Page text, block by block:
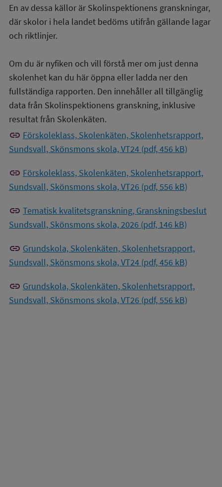
En av dessa källor är Skolinspektionens granskningar,
där skolor i hela landet bedöms utifrån gällande lagar
och riktlinjer.
Om du är nyfiken och vill förstå mer om just denna
skolenhet kan du här öppna eller ladda ner den
fullständiga rapporten. Den innehåller all tillgänglig
data från Skolinspektionens granskning, inklusive
resultat från Skolenkäten.
link Förskoleklass, Skolenkäten, Skolenhetsrapport,
Sundsvall, Skönsmons skola, VT24 (pdf, 456 kB)
link Förskoleklass, Skolenkäten, Skolenhetsrapport,
Sundsvall, Skönsmons skola, VT26 (pdf, 556 kB)
link Tematisk kvalitetsgranskning, Granskningsbeslut
Sundsvall, Skönsmons skola, 2026 (pdf, 146 kB)
link Grundskola, Skolenkäten, Skolenhetsrapport,
Sundsvall, Skönsmons skola, VT24 (pdf, 456 kB)
link Grundskola, Skolenkäten, Skolenhetsrapport,
Sundsvall, Skönsmons skola, VT26 (pdf, 556 kB)